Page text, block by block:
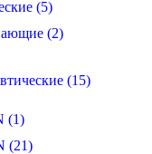
(5)
(2)
(15)
(1)
(21)